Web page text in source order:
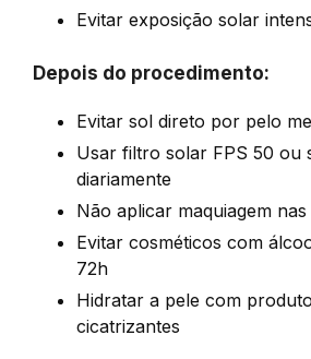
Evitar exposição solar
Depois do procedimento:
Evitar sol direto por pelo
Usar filtro solar FPS 50 ou
diariamente
Não aplicar maquiagem
Evitar cosméticos com
72h
Hidratar a pele com
cicatrizantes